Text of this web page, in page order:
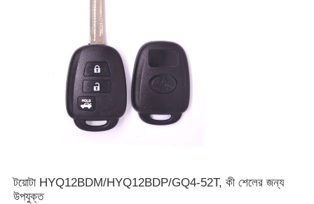
কারখানা ভ্রমণ
আমাদের সাথে যোগাযোগ করুন
টয়োটা HYQ12BDM/HYQ12BDP/GQ4-52T, কী শেলের জন্য
উপযুক্ত